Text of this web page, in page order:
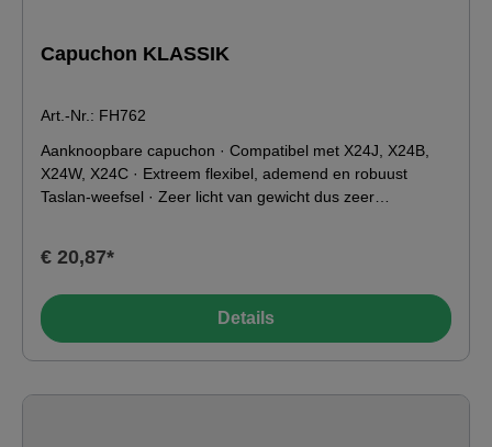
Capuchon KLASSIK
Art.-Nr.: FH762
Aanknoopbare capuchon · Compatibel met X24J, X24B,
X24W, X24C · Extreem flexibel, ademend en robuust
Taslan-weefsel · Zeer licht van gewicht dus zeer
342:2004Kleur: blauw / grijsMateriaal:100% polyester
€ 20,87*
Details